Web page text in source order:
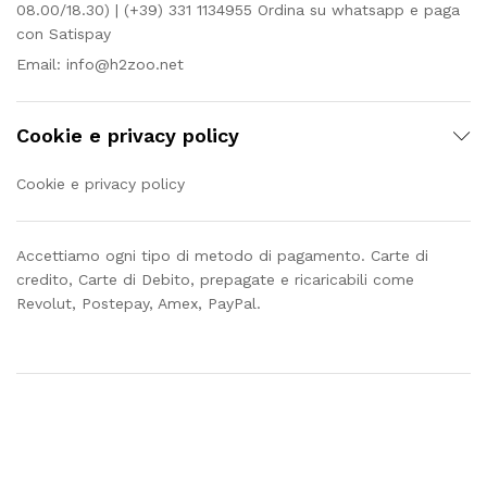
08.00/18.30) | (+39) 331 1134955 Ordina su whatsapp e paga
con Satispay
Email: info@h2zoo.net
Cookie e privacy policy
Cookie e privacy policy
Accettiamo ogni tipo di metodo di pagamento. Carte di
credito, Carte di Debito, prepagate e ricaricabili come
Revolut, Postepay, Amex, PayPal.